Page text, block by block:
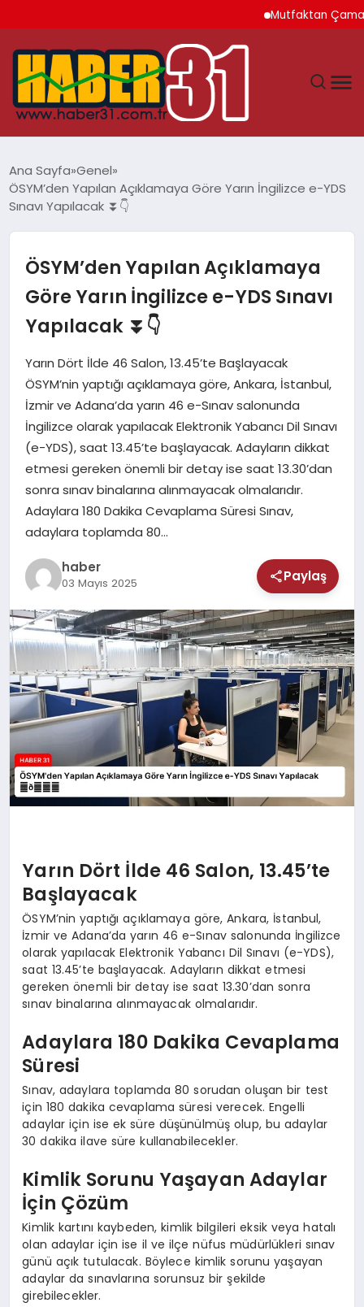
Mutfaktan Çamaşır
HATAY
GÜNDEM
MAGAZIN
SAĞLIK
TEKNOLOJI
Ana Sayfa Genel
ÖSYM’den Yapılan Açıklamaya Göre Yarın İngilizce e-YDS
Sınavı Yapılacak ⏬👇
ÖSYM’den Yapılan Açıklamaya
Göre Yarın İngilizce e-YDS Sınavı
Yapılacak ⏬👇
Yarın Dört İlde 46 Salon, 13.45’te Başlayacak
ÖSYM’nin yaptığı açıklamaya göre, Ankara, İstanbul,
İzmir ve Adana’da yarın 46 e-Sınav salonunda
İngilizce olarak yapılacak Elektronik Yabancı Dil Sınavı
(e-YDS), saat 13.45’te başlayacak. Adayların dikkat
etmesi gereken önemli bir detay ise saat 13.30’dan
sonra sınav binalarına alınmayacak olmalarıdır.
Adaylara 180 Dakika Cevaplama Süresi Sınav,
adaylara toplamda 80…
haber
03 Mayıs 2025 Paylaş
Yarın Dört İlde 46 Salon, 13.45’te
Başlayacak
ÖSYM’nin yaptığı açıklamaya göre, Ankara, İstanbul,
İzmir ve Adana’da yarın 46 e-Sınav salonunda İngilizce
olarak yapılacak Elektronik Yabancı Dil Sınavı (e-YDS),
saat 13.45’te başlayacak. Adayların dikkat etmesi
gereken önemli bir detay ise saat 13.30’dan sonra
sınav binalarına alınmayacak olmalarıdır.
Adaylara 180 Dakika Cevaplama
Süresi
Sınav, adaylara toplamda 80 sorudan oluşan bir test
için 180 dakika cevaplama süresi verecek. Engelli
adaylar için ise ek süre düşünülmüş olup, bu adaylar
30 dakika ilave süre kullanabilecekler.
Kimlik Sorunu Yaşayan Adaylar
İçin Çözüm
Kimlik kartını kaybeden, kimlik bilgileri eksik veya hatalı
olan adaylar için ise il ve ilçe nüfus müdürlükleri sınav
günü açık tutulacak. Böylece kimlik sorunu yaşayan
adaylar da sınavlarına sorunsuz bir şekilde
girebilecekler.